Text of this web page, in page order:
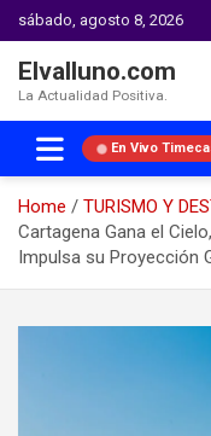
sábado, agosto 8, 2026
Elvalluno.com
La Actualidad Positiva.
En Vivo
Home
TURISMO Y
Cartagena Gana el
Impulsa su Proyección